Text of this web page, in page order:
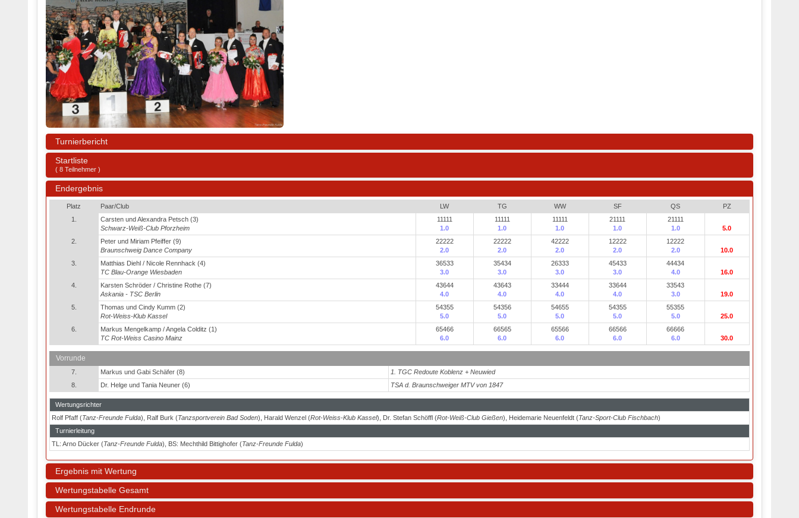
Turnierbericht
Startliste
( 8 Teilnehmer )
Endergebnis
Platz Paar/Club LW TG WW SF QS
PZ
1.
Carsten und Alexandra Petsch (3)
Schwarz-Weiß-Club Pforzheim
11111
1.0
11111
1.0
11111
1.0
21111
1.0
21111
1.0
5.0
2.
Peter und Miriam Pfeiffer (9)
Braunschweig Dance Company
22222
2.0
22222
2.0
42222
2.0
12222
2.0
12222
2.0
10.0
3.
Matthias Diehl / Nicole Rennhack (4)
TC Blau-Orange Wiesbaden
36533
3.0
35434
3.0
26333
3.0
45433
3.0
44434
4.0
16.0
4.
Karsten Schröder / Christine Rothe (7)
Askania - TSC Berlin
43644
4.0
43643
4.0
33444
4.0
33644
4.0
33543
3.0
19.0
5.
Thomas und Cindy Kumm (2)
Rot-Weiss-Klub Kassel
54355
5.0
54356
5.0
54655
5.0
54355
5.0
55355
5.0
25.0
6.
Markus Mengelkamp / Angela Colditz (1)
TC Rot-Weiss Casino Mainz
65466
6.0
66565
6.0
65566
6.0
66566
6.0
66666
6.0
30.0
Vorrunde
7. Markus und Gabi Schäfer (8)
1. TGC Redoute Koblenz + Neuwied
8.
Dr. Helge und Tania Neuner (6) TSA d. Braunschweiger MTV von 1847
Wertungsrichter
Rolf Pfaff (Tanz-Freunde Fulda), Ralf Burk (Tanzsportverein Bad Soden), Harald Wenzel (Rot-Weiss-Klub Kassel), Dr. Stefan Schöffl (Rot-Weiß-Club Gießen), Heidemarie Neuenfeldt (Tanz-Sport-Club Fischbach)
Turnierleitung
TL: Arno Dücker (Tanz-Freunde Fulda), BS: Mechthild Bittighofer (Tanz-Freunde Fulda)
Ergebnis mit Wertung
Wertungstabelle Gesamt
Wertungstabelle Endrunde